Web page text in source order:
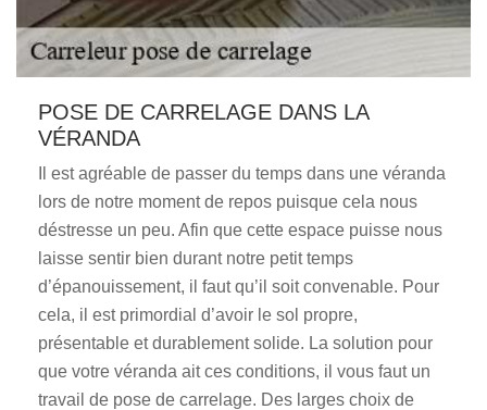
POSE DE CARRELAGE DANS LA
VÉRANDA
Il est agréable de passer du temps dans une véranda
lors de notre moment de repos puisque cela nous
déstresse un peu. Afin que cette espace puisse nous
laisse sentir bien durant notre petit temps
d’épanouissement, il faut qu’il soit convenable. Pour
cela, il est primordial d’avoir le sol propre,
présentable et durablement solide. La solution pour
que votre véranda ait ces conditions, il vous faut un
travail de pose de carrelage. Des larges choix de